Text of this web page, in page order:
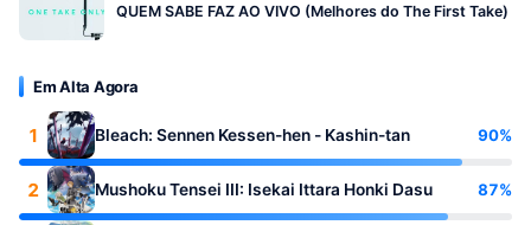
QUEM SABE FAZ AO VIVO (Melhores do The First Take)
Em Alta Agora
1 Bleach: Sennen Kessen-hen - Kashin-tan 90%
2 Mushoku Tensei III: Isekai Ittara Honki Dasu 87%